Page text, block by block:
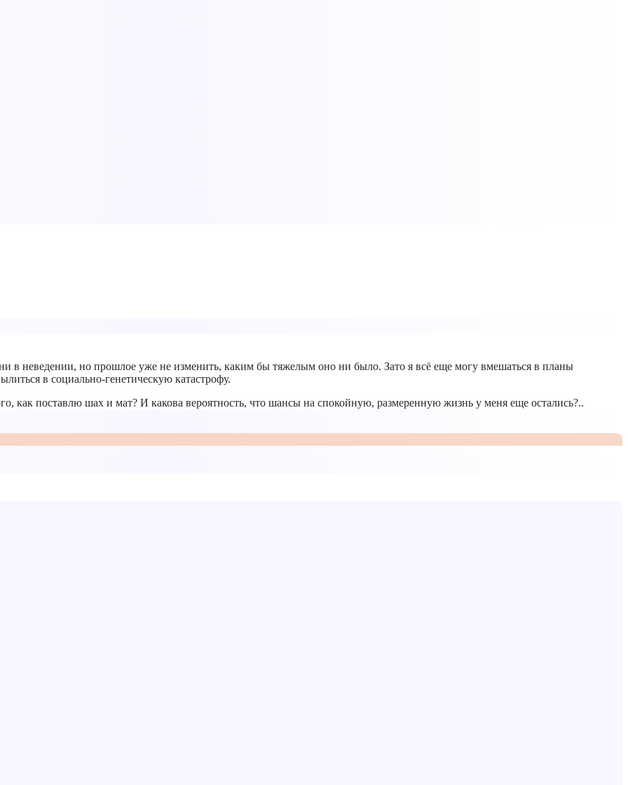
в неведении, но прошлое уже не изменить, каким бы тяжелым оно ни было. Зато я всё еще могу вмешаться в планы
в социально-генетическую катастрофу.
как поставлю шах и мат? И какова вероятность, что шансы на спокойную, размеренную жизнь у меня еще остались?..